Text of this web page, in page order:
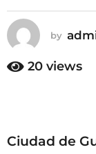
by
20 views
Ciudad de